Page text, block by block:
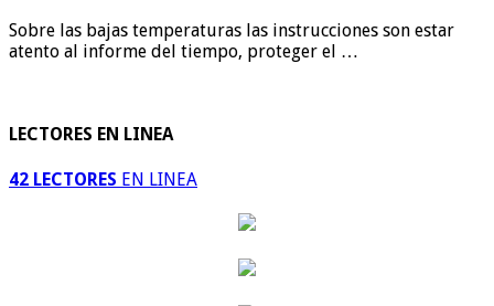
Sobre las bajas temperaturas las instrucciones son estar
atento al informe del tiempo, proteger el …
LECTORES EN LINEA
42 LECTORES EN LINEA